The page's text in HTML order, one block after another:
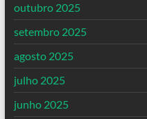
outubro 2025
setembro 2025
agosto 2025
julho 2025
junho 2025